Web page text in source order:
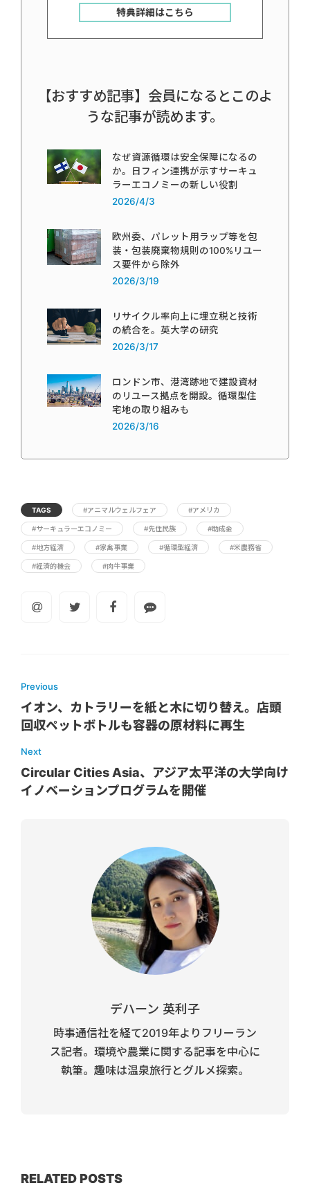
特典詳細はこちら
【おすすめ記事】会員になるとこのよ
うな記事が読めます。
なぜ資源循環は安全保障になるの
か。日フィン連携が示すサーキュ
ラーエコノミーの新しい役割
2026/4/3
欧州委、パレット用ラップ等を包
装・包装廃棄物規則の100%リユー
ス要件から除外
2026/3/19
リサイクル率向上に埋立税と技術
の統合を。英大学の研究
2026/3/17
ロンドン市、港湾跡地で建設資材
のリユース拠点を開設。循環型住
宅地の取り組みも
2026/3/16
TAGS #アニマルウェルフェア #アメリカ
#サーキュラーエコノミー #先住民族 #助成金
#地方経済 #家禽事業 #循環型経済 #米農務省
#経済的機会 #肉牛事業
Previous
イオン、カトラリーを紙と木に切り替え。店頭
回収ペットボトルも容器の原材料に再生
Next
Circular Cities Asia、アジア太平洋の大学向け
イノベーションプログラムを開催
デハーン 英利子
時事通信社を経て2019年よりフリーラン
ス記者。環境や農業に関する記事を中心に
執筆。趣味は温泉旅行とグルメ探索。
RELATED POSTS